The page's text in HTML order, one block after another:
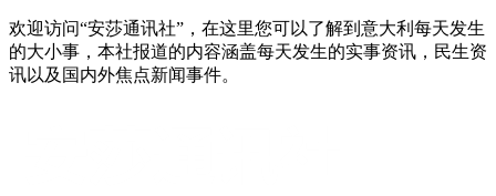
欢迎访问“安莎通讯社”，在这里您可以了解到意大利每天发生
的大小事，本社报道的内容涵盖每天发生的实事资讯，民生资
讯以及国内外焦点新闻事件。